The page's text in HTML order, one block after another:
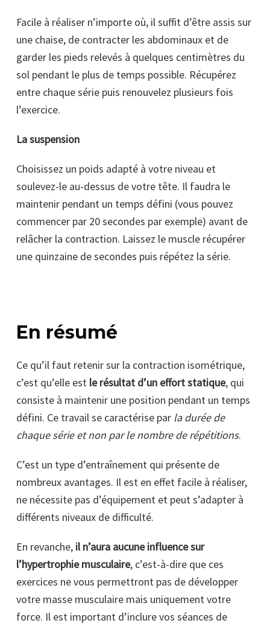
Facile à réaliser n’importe où, il suffit d’être assis sur
une chaise, de contracter les abdominaux et de
garder les pieds relevés à quelques centimètres du
sol pendant le plus de temps possible. Récupérez
entre chaque série puis renouvelez plusieurs fois
l’exercice.
La suspension
Choisissez un poids adapté à votre niveau et
soulevez-le au-dessus de votre tête. Il faudra le
maintenir pendant un temps défini (vous pouvez
commencer par 20 secondes par exemple) avant de
relâcher la contraction. Laissez le muscle récupérer
une quinzaine de secondes puis répétez la série.
En résumé
Ce qu’il faut retenir sur la contraction isométrique,
c’est qu’elle est le résultat d’un effort statique, qui
consiste à maintenir une position pendant un temps
défini. Ce travail se caractérise par la durée de
chaque série et non par le nombre de répétitions.
C’est un type d’entraînement qui présente de
nombreux avantages. Il est en effet facile à réaliser,
ne nécessite pas d’équipement et peut s’adapter à
différents niveaux de difficulté.
En revanche, il n’aura aucune influence sur
l’hypertrophie musculaire, c’est-à-dire que ces
exercices ne vous permettront pas de développer
votre masse musculaire mais uniquement votre
force. Il est important d’inclure vos séances de